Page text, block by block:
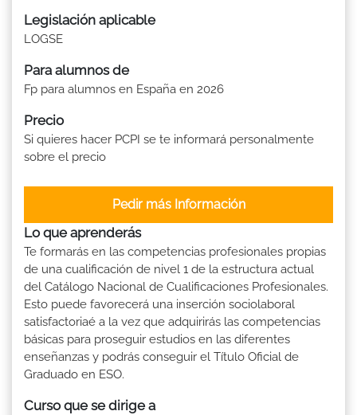
Legislación aplicable
LOGSE
Para alumnos de
Fp para alumnos en España en 2026
Precio
Si quieres hacer PCPI se te informará personalmente
sobre el precio
Pedir más Información
Lo que aprenderás
Te formarás en las competencias profesionales propias
de una cualificación de nivel 1 de la estructura actual
del Catálogo Nacional de Cualificaciones Profesionales.
Esto puede favorecerá una inserción sociolaboral
satisfactoriaé a la vez que adquirirás las competencias
básicas para proseguir estudios en las diferentes
enseñanzas y podrás conseguir el Título Oficial de
Graduado en ESO.
Curso que se dirige a